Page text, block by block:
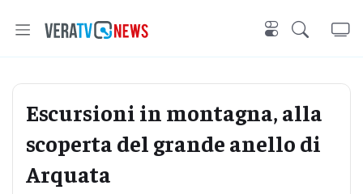
Escursioni in montagna, alla
scoperta del grande anello di
Arquata